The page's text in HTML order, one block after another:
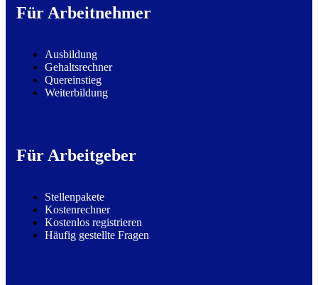
Für Arbeitnehmer
Ausbildung
Gehaltsrechner
Quereinstieg
Weiterbildung
Für Arbeitgeber
Stellenpakete
Kostenrechner
Kostenlos registrieren
Häufig gestellte Fragen